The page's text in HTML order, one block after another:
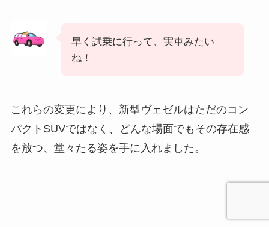
早く試乗に行って、実車みたい
ね！
これらの変更により、新型ヴェゼルはただのコン
パクトSUVではなく、どんな場面でもその存在感
を放つ、堂々たる姿を手に入れました。